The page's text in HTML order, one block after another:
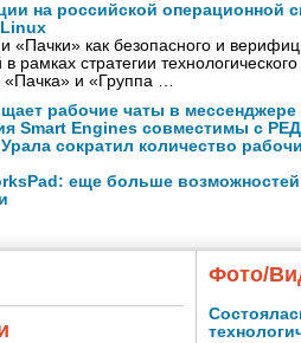
на российской операционной
«Пачки» как безопасного и
рамках стратегии
«Пачка» и «Группа …
рабочие чаты в мессенджере
Smart Engines совместимы с
сократил количество
еще больше
Фото/